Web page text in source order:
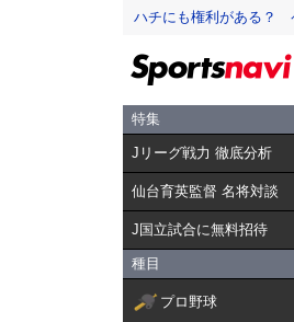
ハチにも権利がある？
特集
Jリーグ戦力 徹底分析
仙台育英監督 名将対談
J国立試合に無料招待
種目
プロ野球